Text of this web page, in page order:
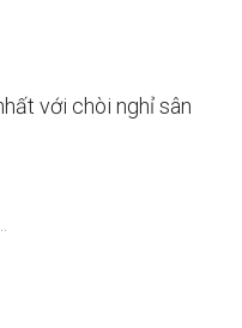
với chòi nghỉ sân